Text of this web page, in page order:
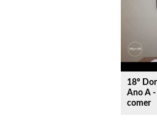
18º
Ano A -
comer